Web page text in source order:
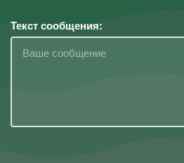
Текст сообщения: